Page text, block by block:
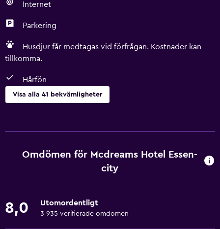
Internet
Parkering
Husdjur får medtagas vid förfrågan. Kostnader kan
tillkomma.
Hårfön
Visa alla 41 bekvämligheter
Gratis WiFi
Mobil hotspot-enhet
Wifi tillgängligt i alla områden
Sängkläder
Omdömen för Mcdreams Hotel Essen-
city
8,0 Utomordentligt
3 935 verifierade omdömen